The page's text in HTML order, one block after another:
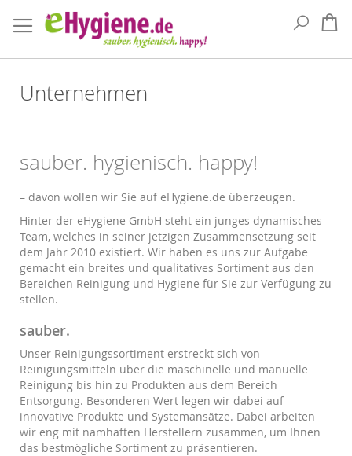
Suche
Unternehmen
sauber. hygienisch. happy!
– davon wollen wir Sie auf eHygiene.de überzeugen.
Hinter der eHygiene GmbH steht ein junges dynamisches
Team, welches in seiner jetzigen Zusammensetzung seit
dem Jahr 2010 existiert. Wir haben es uns zur Aufgabe
gemacht ein breites und qualitatives Sortiment aus den
Bereichen Reinigung und Hygiene für Sie zur Verfügung zu
stellen.
sauber.
Unser Reinigungssortiment erstreckt sich von
Reinigungsmitteln über die maschinelle und manuelle
Reinigung bis hin zu Produkten aus dem Bereich
Entsorgung. Besonderen Wert legen wir dabei auf
innovative Produkte und Systemansätze. Dabei arbeiten
wir eng mit namhaften Herstellern zusammen, um Ihnen
das bestmögliche Sortiment zu präsentieren.